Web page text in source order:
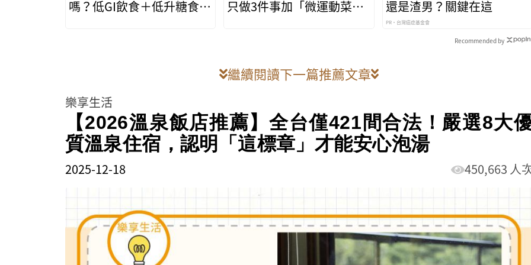
嗎？低GI飲食＋低升糖食
只做3件事加「微運動菜
還是渣男？關鍵在這
PR・台灣癌症基金會
Recommended by
繼續閱讀下一篇推薦文章
樂享生活
【2026溫泉飯店推薦】全台僅421間合法！嚴選8大
質溫泉住宿，認明「這標章」才能安心泡湯
2025-12-18 450,663 人